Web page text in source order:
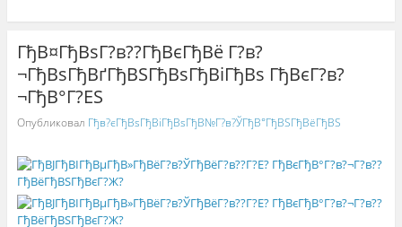
ГђВ¤ГђВѕГ?в??ГђВєГђВё Г?в?
¬ГђВѕГђВґГђВЅГђВѕГђВіГђВѕ ГђВєГ?в?
¬ГђВ°Г?ЕЅ
Опубликовал Гђв?єГђВѕГђВіГђВѕГђВ№Г?в?ЎГђВ°ГђВЅГђВёГђВЅ